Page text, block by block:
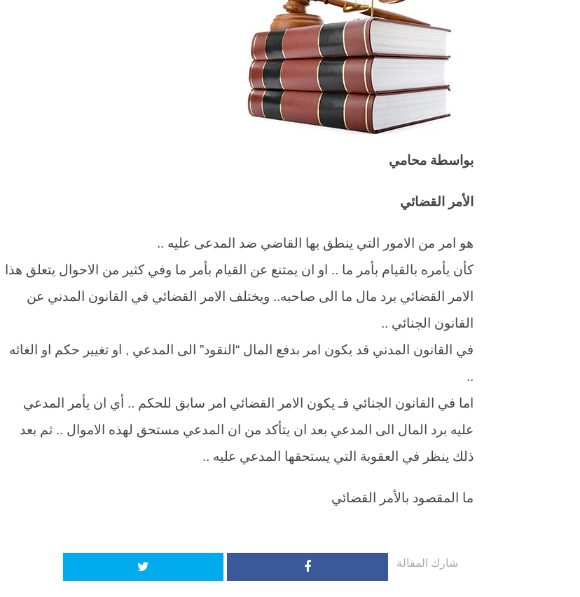
بواسطة محامي
الأمر القضائي
هو امر من الامور التي ينطق بها القاضي ضد المدعى عليه ..
كأن يأمره بالقيام بأمر ما .. او ان يمتنع عن القيام بأمر ما وفي كثير من الاحوال يتعلق هذا
الامر القضائي برد مال ما الى صاحبه.. ويختلف الامر القضائي في القانون المدني عن
القانون الجنائي ..
في القانون المدني قد يكون امر بدفع المال “النقود” الى المدعي , او تغيير حكم او الغائه
..
اما في القانون الجنائي فـ يكون الامر القضائي امر سابق للحكم .. أي ان يأمر المدعي
عليه برد المال الى المدعي بعد ان يتأكد من ان المدعي مستحق لهذه الاموال .. ثم بعد
ذلك ينظر في العقوبة التي يستحقها المدعي عليه ..
ما المقصود بالأمر القضائي
شارك المقالة